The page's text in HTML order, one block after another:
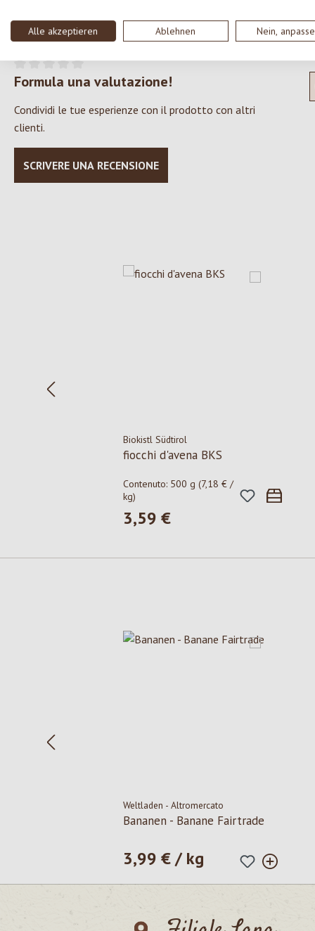
Alle akzeptieren Ablehnen Nein,
0 di 0 valutazioni
Valutazione media di 0 su 5 stelle
Formula una valutazione!
Condividi le tue esperienze con il prodotto con altri
clienti.
SCRIVERE UNA RECENSIONE
Biokistl Südtirol
fiocchi d'avena BKS
Contenuto: 500 g(7,18 € /
kg)
Prezzo normale:
3,59 €
Weltladen - Altromercato
Bananen - Banane Fairtrade
Prezzo normale:
3,99 € / kg